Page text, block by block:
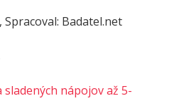
, Spracoval: Badatel.net
nápojov až 5-